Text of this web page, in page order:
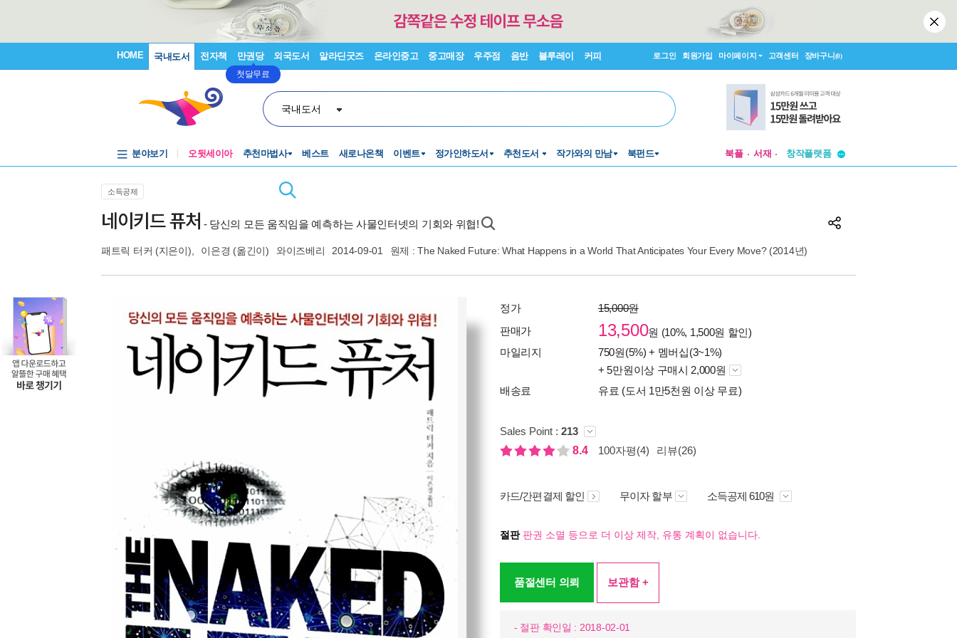
HOME 국내도서 전자책 만권당
첫달무료
외국도서 알라딘굿즈 온라인중고 중고매장 우주점 음반 블루레이 커피 로그인 회원가입 마이페이지 고객센터 장바구니(0)
국내도서
분야보기 오뒷세이아 추천마법사 베스트 새로나온책 이벤트 정가인하도서 추천도서 작가와의 만남 북펀드 북플 서재
창작플랫폼
소득공제
네이키드 퓨처 - 당신의 모든 움직임을 예측하는 사물인터넷의 기회와 위협!
패트릭 터커 (지은이), 이은경 (옮긴이) 와이즈베리 2014-09-01 원제 : The Naked Future: What Happens in a World That Anticipates Your Every Move? (2014년)
정가
15,000원
판매가
13,500원 (10%, 1,500원 할인)
마일리지
750원(5%) + 멤버십(3~1%)
+ 5만원이상 구매시 2,000원
배송료
유료 (도서 1만5천원 이상 무료)
Sales Point : 213
8.4
100자평(4) 리뷰(26)
카드/간편결제 할인 무이자 할부 소득공제 610원
절판판권 소멸 등으로 더 이상 제작, 유통 계획이 없습니다.
품절센터 의뢰 보관함 +
- 절판 확인일 : 2018-02-01